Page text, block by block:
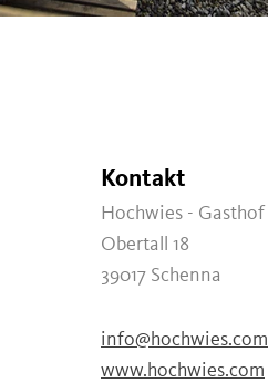
Kontakt
Hochwies - Gasthof
Obertall 18
39017 Schenna
info@hochwies.com
www.hochwies.com